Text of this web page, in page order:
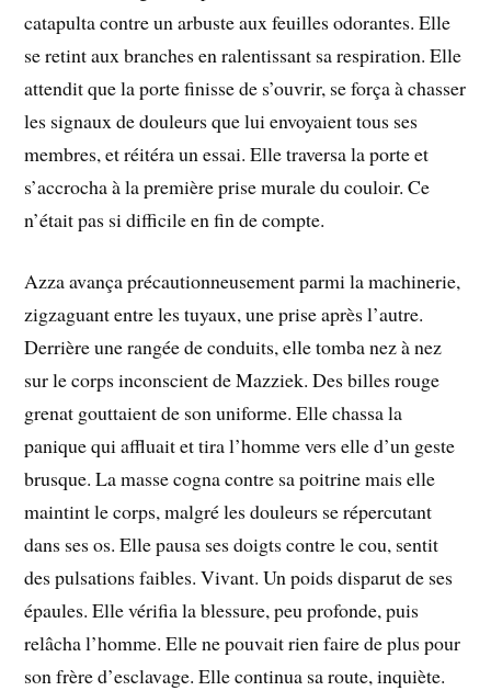
catapulta contre un arbuste aux feuilles odorantes. Elle
se retint aux branches en ralentissant sa respiration. Elle
attendit que la porte finisse de s’ouvrir, se força à chasser
les signaux de douleurs que lui envoyaient tous ses
membres, et réitéra un essai. Elle traversa la porte et
s’accrocha à la première prise murale du couloir. Ce
n’était pas si difficile en fin de compte.
Azza avança précautionneusement parmi la machinerie,
zigzaguant entre les tuyaux, une prise après l’autre.
Derrière une rangée de conduits, elle tomba nez à nez
sur le corps inconscient de Mazziek. Des billes rouge
grenat gouttaient de son uniforme. Elle chassa la
panique qui affluait et tira l’homme vers elle d’un geste
brusque. La masse cogna contre sa poitrine mais elle
maintint le corps, malgré les douleurs se répercutant
dans ses os. Elle pausa ses doigts contre le cou, sentit
des pulsations faibles. Vivant. Un poids disparut de ses
épaules. Elle vérifia la blessure, peu profonde, puis
relâcha l’homme. Elle ne pouvait rien faire de plus pour
son frère d’esclavage. Elle continua sa route, inquiète.